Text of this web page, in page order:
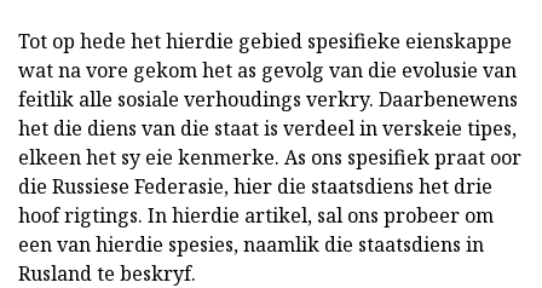
Tot op hede het hierdie gebied spesifieke eienskappe
wat na vore gekom het as gevolg van die evolusie van
feitlik alle sosiale verhoudings verkry. Daarbenewens
het die diens van die staat is verdeel in verskeie tipes,
elkeen het sy eie kenmerke. As ons spesifiek praat oor
die Russiese Federasie, hier die staatsdiens het drie
hoof rigtings. In hierdie artikel, sal ons probeer om
een van hierdie spesies, naamlik die staatsdiens in
Rusland te beskryf.